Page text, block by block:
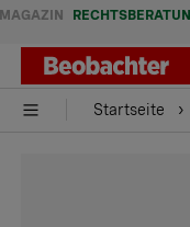
MAGAZIN
Startseite